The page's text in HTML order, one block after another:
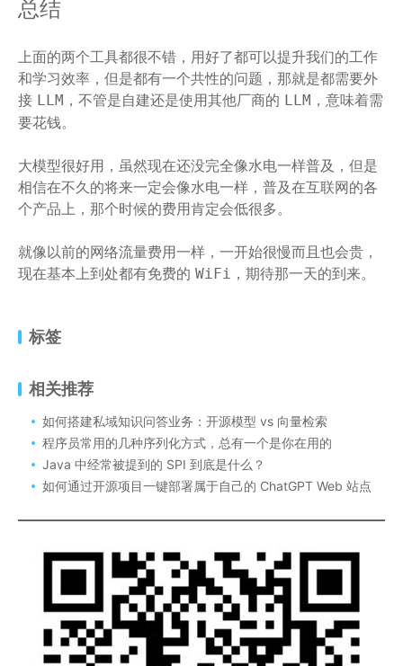
总结
上面的两个工具都很不错，用好了都可以提升我们的工作
和学习效率，但是都有一个共性的问题，那就是都需要外
接 LLM ，不管是自建还是使用其他厂商的 LLM ，意味着需
要花钱。
大模型很好用，虽然现在还没完全像水电一样普及，但是
相信在不久的将来一定会像水电一样，普及在互联网的各
个产品上，那个时候的费用肯定会低很多。
就像以前的网络流量费用一样，一开始很慢而且也会贵，
现在基本上到处都有免费的 WiFi ，期待那一天的到来。
标签
相关推荐
如何搭建私域知识问答业务：开源模型 vs 向量检索
程序员常用的几种序列化方式，总有一个是你在用的
Java 中经常被提到的 SPI 到底是什么？
如何通过开源项目一键部署属于自己的 ChatGPT Web 站点